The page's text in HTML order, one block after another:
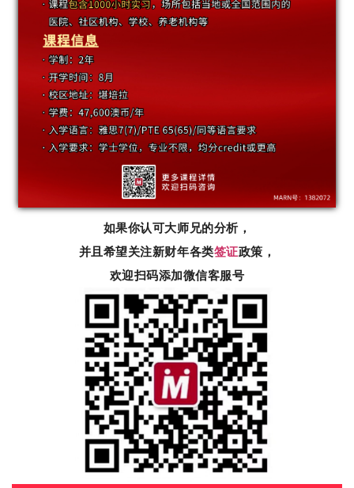
如果你认可大师兄的分析，
并且希望关注新财年各类签证政策，
欢迎扫码添加微信客服号